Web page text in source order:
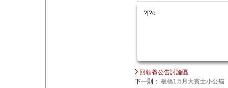
?[?o
回領養公告討論區
下一則： 板橋1.5月大賓士小公貓